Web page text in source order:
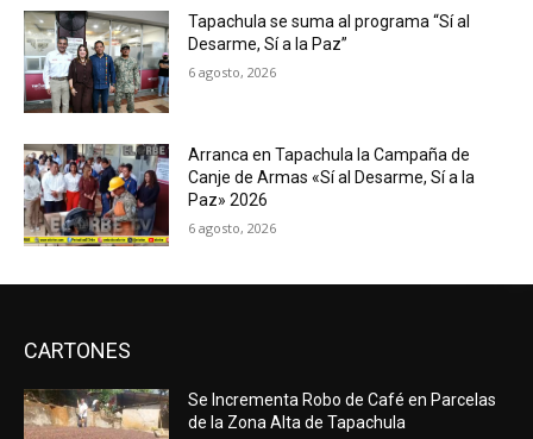
Tapachula se suma al programa “Sí al
Desarme, Sí a la Paz”
6 agosto, 2026
Arranca en Tapachula la Campaña de
Canje de Armas «Sí al Desarme, Sí a la
Paz» 2026
6 agosto, 2026
CARTONES
Se Incrementa Robo de Café en Parcelas
de la Zona Alta de Tapachula